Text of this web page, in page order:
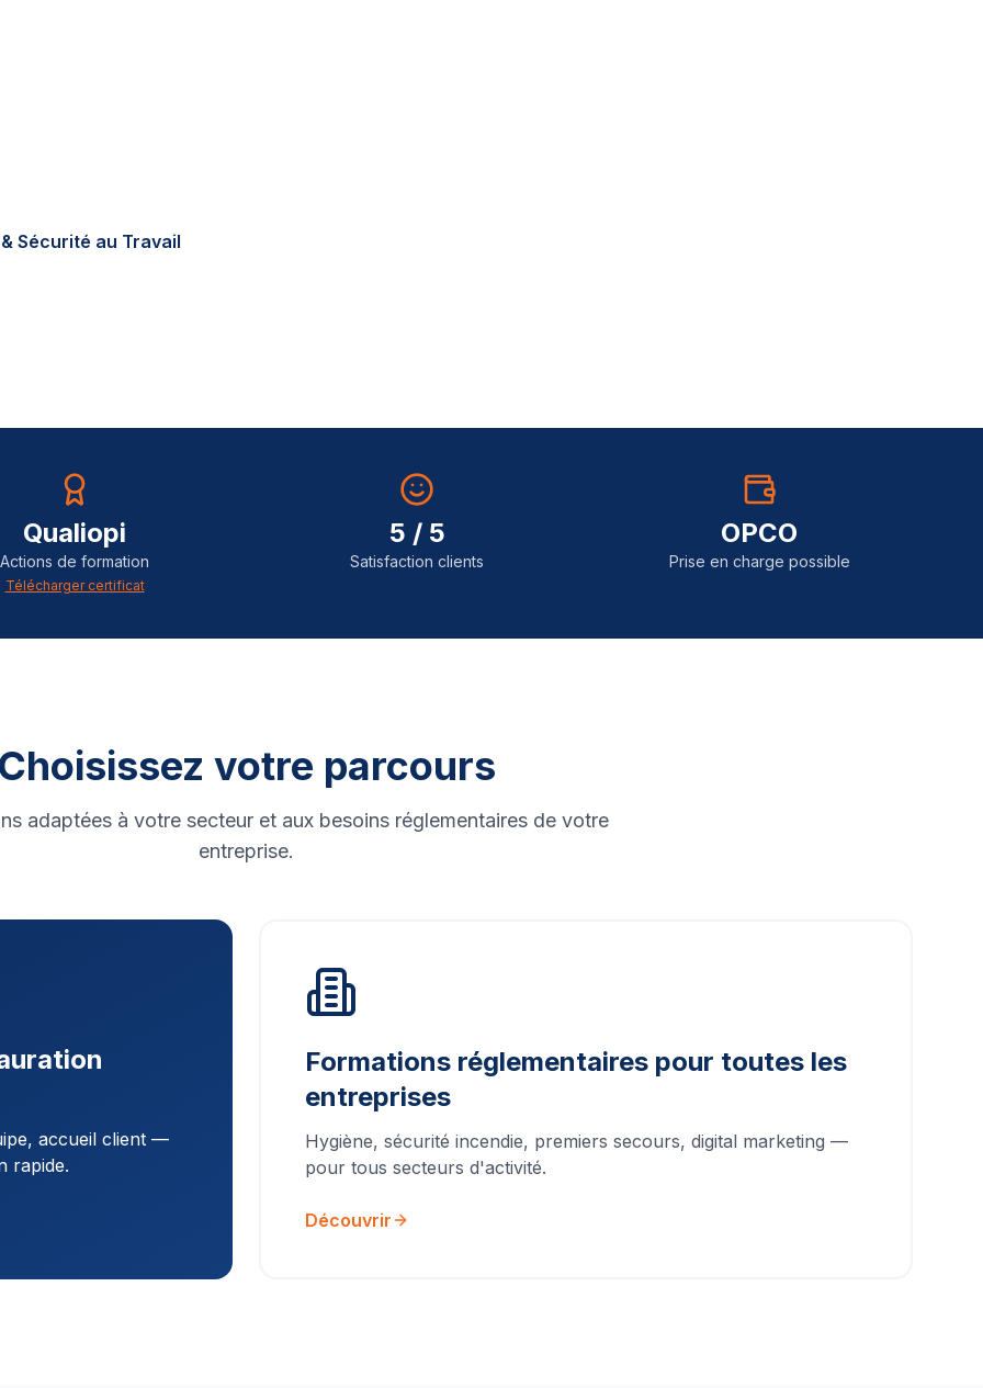
Sécurité au Travail
Qualiopi
Actions de formation
Télécharger certificat
5 / 5
Satisfaction clients
OPCO
Prise en charge possible
votre parcours
adaptées à votre secteur et aux besoins réglementaires de votre
entreprise.
accueil client —
rapide.
Formations réglementaires pour toutes les
entreprises
Hygiène, sécurité incendie, premiers secours, digital marketing —
pour tous secteurs d'activité.
Découvrir